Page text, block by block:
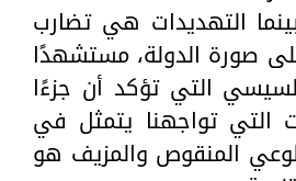
التهديدات هي تضارب
على صورة الدولة، مستشهدًا
التي تؤكد أن جزءًا
التي تواجهنا يتمثل في
المنقوص والمزيف هو